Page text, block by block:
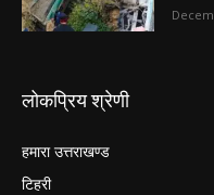
लोकप्रिय श्रेणी
हमारा उत्तराखण्ड
टिहरी